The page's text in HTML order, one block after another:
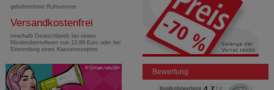
gebührenfreie Rufnummer
Versandkostenfrei
innerhalb Deutschlands bei einem
Mindestbestellwert von 13,99 Euro oder bei
Einsendung eines Kassenrezeptes
Bewertung